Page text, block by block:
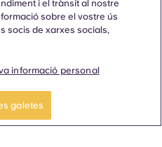
que denoten un gènere
i el trànsit al nostre
sobre el vostre ús
socis de xarxes socials,
informació personal
galetes